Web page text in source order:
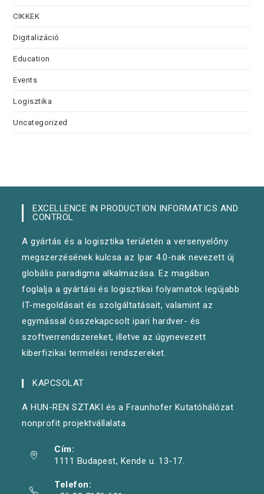
CIKKEK
Digitalizáció
Education
Events
Logisztika
Uncategorized
EXCELLENCE IN PRODUCTION INFORMATICS AND
CONTROL
A gyártás és a logisztika területén a versenyelőny
megszerzésének kulcsa az Ipar 4.0-nak nevezett új
globális paradigma alkalmazása. Ez magában
foglalja a gyártási és logisztikai folyamatok legújabb
IT-megoldásait és szolgáltatásait, valamint az
egymással összekapcsolt ipari hardver- és
szoftverrendszereket, illetve az úgynevezett
kiberfizikai termelési rendszereket.
KAPCSOLAT
A HUN-REN SZTAKI és a Fraunhofer Kutatóhálózat
nonprofit projektvállalata.
Cím:
1111 Budapest, Kende u. 13-17.
Telefon: